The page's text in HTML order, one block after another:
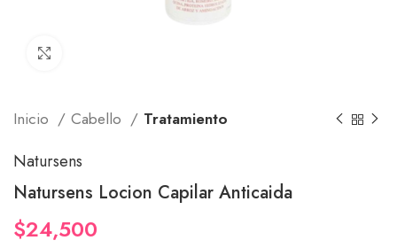
Inicio Cabello Tratamiento
Natursens
Natursens Locion Capilar Anticaida
$24,500